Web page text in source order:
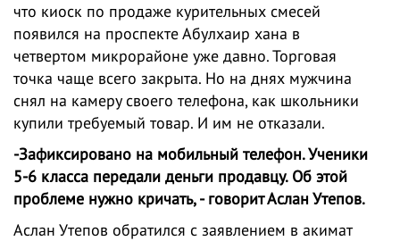
что киоск по продаже курительных смесей
появился на проспекте Абулхаир хана в
четвертом микрорайоне уже давно. Торговая
точка чаще всего закрыта. Но на днях мужчина
снял на камеру своего телефона, как школьники
купили требуемый товар. И им не отказали.
-Зафиксировано на мобильный телефон. Ученики
5-6 класса передали деньги продавцу. Об этой
проблеме нужно кричать, - говорит Аслан Утепов.
Аслан Утепов обратился с заявлением в акимат